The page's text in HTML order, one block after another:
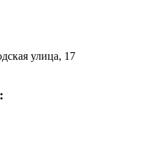
улица, 17